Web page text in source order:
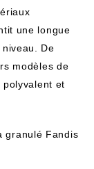
une longue
De
modèles de
et
granulé Fandis